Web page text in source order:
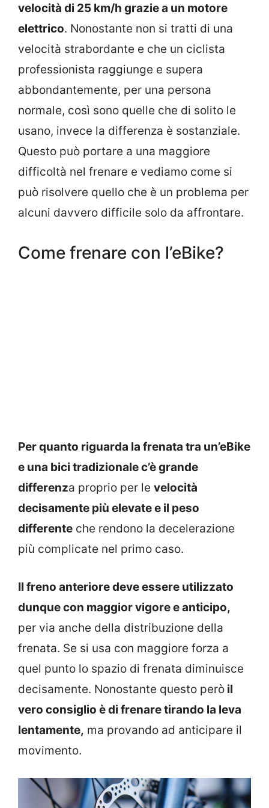
velocità di 25 km/h grazie a un motore
elettrico. Nonostante non si tratti di una
velocità strabordante e che un ciclista
professionista raggiunge e supera
abbondantemente, per una persona
normale, così sono quelle che di solito le
usano, invece la differenza è sostanziale.
Questo può portare a una maggiore
difficoltà nel frenare e vediamo come si
può risolvere quello che è un problema per
alcuni davvero difficile solo da affrontare.
Come frenare con l’eBike?
Per quanto riguarda la frenata tra un’eBike
e una bici tradizionale c’è grande
differenza proprio per le velocità
decisamente più elevate e il peso
differente che rendono la decelerazione
più complicate nel primo caso.
Il freno anteriore deve essere utilizzato
dunque con maggior vigore e anticipo,
per via anche della distribuzione della
frenata. Se si usa con maggiore forza a
quel punto lo spazio di frenata diminuisce
decisamente. Nonostante questo però il
vero consiglio è di frenare tirando la leva
lentamente, ma provando ad anticipare il
movimento.